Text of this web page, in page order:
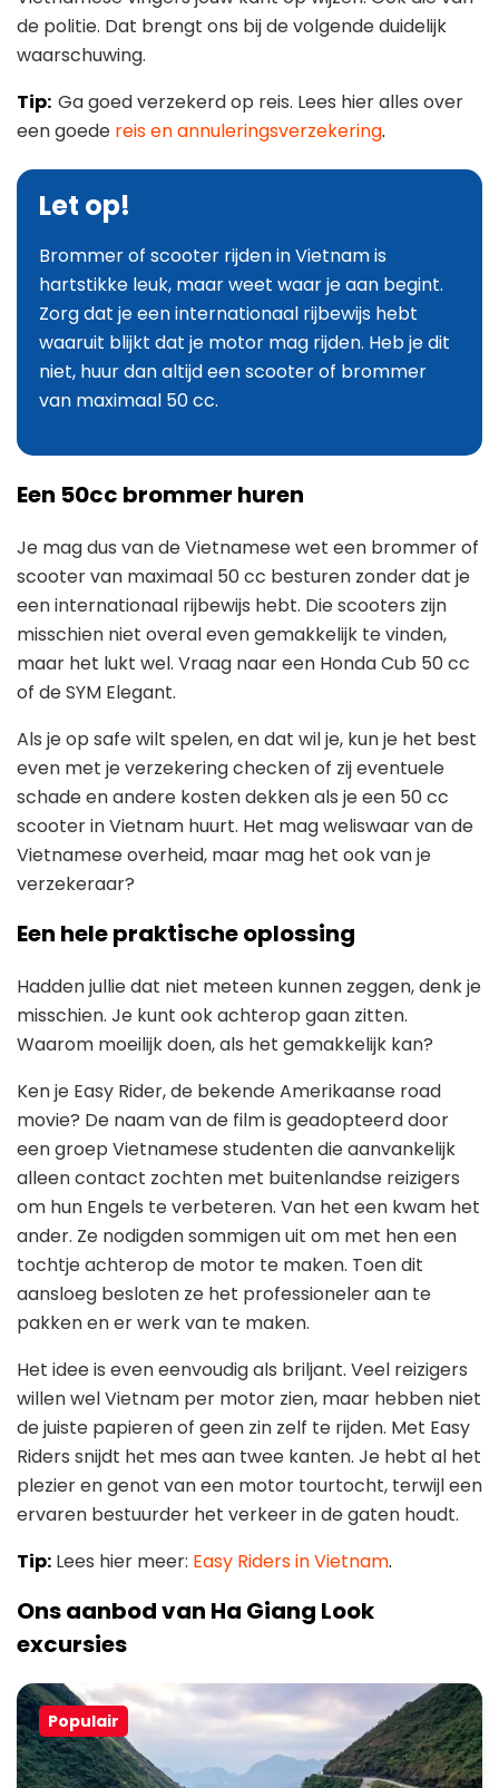
de politie. Dat brengt ons bij de volgende duidelijk
waarschuwing.
Tip: Ga goed verzekerd op reis. Lees hier alles over
een goede reis en annuleringsverzekering.
Let op!
Brommer of scooter rijden in Vietnam is
hartstikke leuk, maar weet waar je aan begint.
Zorg dat je een internationaal rijbewijs hebt
waaruit blijkt dat je motor mag rijden. Heb je dit
niet, huur dan altijd een scooter of brommer
van maximaal 50 cc.
Een 50cc brommer huren
Je mag dus van de Vietnamese wet een brommer of
scooter van maximaal 50 cc besturen zonder dat je
een internationaal rijbewijs hebt. Die scooters zijn
misschien niet overal even gemakkelijk te vinden,
maar het lukt wel. Vraag naar een Honda Cub 50 cc
of de SYM Elegant.
Als je op safe wilt spelen, en dat wil je, kun je het best
even met je verzekering checken of zij eventuele
schade en andere kosten dekken als je een 50 cc
scooter in Vietnam huurt. Het mag weliswaar van de
Vietnamese overheid, maar mag het ook van je
verzekeraar?
Een hele praktische oplossing
Hadden jullie dat niet meteen kunnen zeggen, denk je
misschien. Je kunt ook achterop gaan zitten.
Waarom moeilijk doen, als het gemakkelijk kan?
Ken je Easy Rider, de bekende Amerikaanse road
movie? De naam van de film is geadopteerd door
een groep Vietnamese studenten die aanvankelijk
alleen contact zochten met buitenlandse reizigers
om hun Engels te verbeteren. Van het een kwam het
ander. Ze nodigden sommigen uit om met hen een
tochtje achterop de motor te maken. Toen dit
aansloeg besloten ze het professioneler aan te
pakken en er werk van te maken.
Het idee is even eenvoudig als briljant. Veel reizigers
willen wel Vietnam per motor zien, maar hebben niet
de juiste papieren of geen zin zelf te rijden. Met Easy
Riders snijdt het mes aan twee kanten. Je hebt al het
plezier en genot van een motor tourtocht, terwijl een
ervaren bestuurder het verkeer in de gaten houdt.
Tip: Lees hier meer: Easy Riders in Vietnam.
Ons aanbod van Ha Giang Look
excursies
Populair